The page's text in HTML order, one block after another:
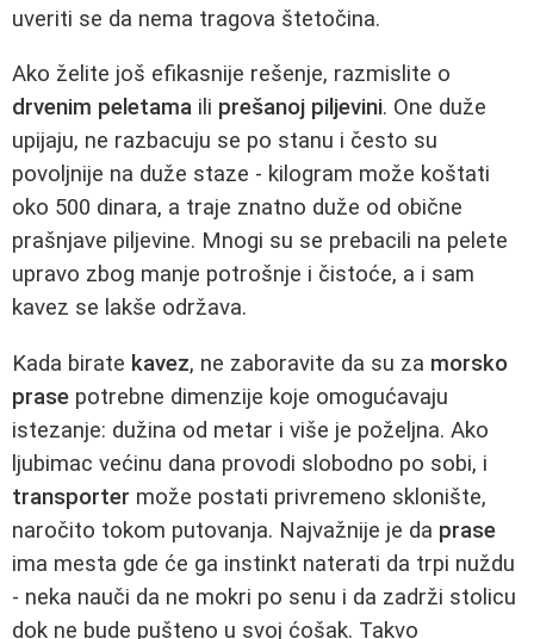
uveriti se da nema tragova štetočina.
Ako želite još efikasnije rešenje, razmislite o
drvenim peletama ili prešanoj piljevini. One duže
upijaju, ne razbacuju se po stanu i često su
povoljnije na duže staze - kilogram može koštati
oko 500 dinara, a traje znatno duže od obične
prašnjave piljevine. Mnogi su se prebacili na pelete
upravo zbog manje potrošnje i čistoće, a i sam
kavez se lakše održava.
Kada birate kavez, ne zaboravite da su za morsko
prase potrebne dimenzije koje omogućavaju
istezanje: dužina od metar i više je poželjna. Ako
ljubimac većinu dana provodi slobodno po sobi, i
transporter može postati privremeno sklonište,
naročito tokom putovanja. Najvažnije je da prase
ima mesta gde će ga instinkt naterati da trpi nuždu
- neka nauči da ne mokri po senu i da zadrži stolicu
dok ne bude pušteno u svoj ćošak. Takvo